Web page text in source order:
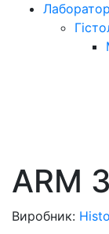
ARM
Виробник: